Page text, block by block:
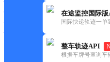
在途监控国际
国际快递轨迹一单
整车轨迹API
根据车牌号查询车